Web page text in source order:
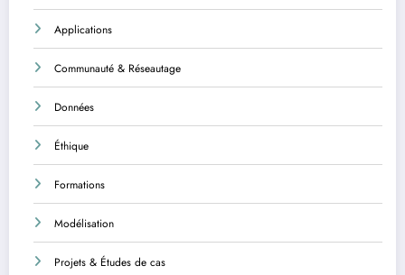
Applications
Communauté & Réseautage
Données
Éthique
Formations
Modélisation
Projets & Études de cas